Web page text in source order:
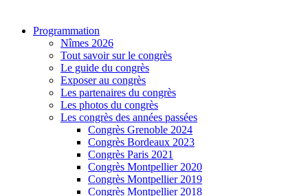
Programmation
Nîmes 2026
Tout savoir sur le congrès
Le guide du congrès
Exposer au congrès
Les partenaires du congrès
Les photos du congrès
Les congrès des années passées
Congrès Grenoble 2024
Congrès Bordeaux 2023
Congrès Paris 2021
Congrès Montpellier 2020
Congrès Montpellier 2019
Congrès Montpellier 2018